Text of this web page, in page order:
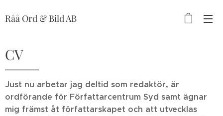
Råå Ord & Bild AB
CV
Just nu arbetar jag deltid som redaktör, är
ordförande för Författarcentrum Syd samt ägnar
mig främst åt författarskapet och att utvecklas